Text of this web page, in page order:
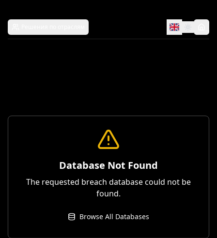
Database Not Found
The requested breach database could not be
found.
Browse All Databases